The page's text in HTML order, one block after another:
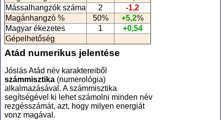
Mássalhangzók száma
2
-1,2
Magánhangzó %
50% +5,2%
Magyar ékezetes
1
+0,54
Gépelhetőség
Atád numerikus jelentése
Jóslás Atád név karaktereiből
számmisztika (numerológia)
alkalmazásával. A számmisztika
segítségével ki lehet számolni minden név
rezgésszámát, azt, hogy milyen energiát
vonz magával.